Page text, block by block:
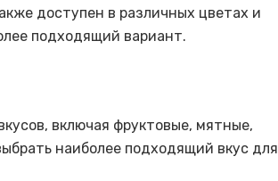
доступен в различных цветах и
подходящий вариант.
включая фруктовые, мятные,
наиболее подходящий вкус для